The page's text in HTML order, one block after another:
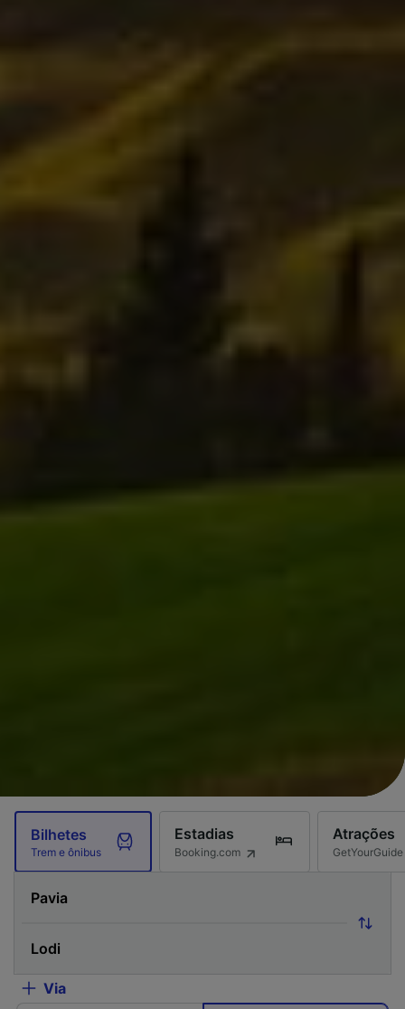
Bilhetes
Trem e ônibus
Estadias
Booking.com
Atrações
GetYourGuide
Via